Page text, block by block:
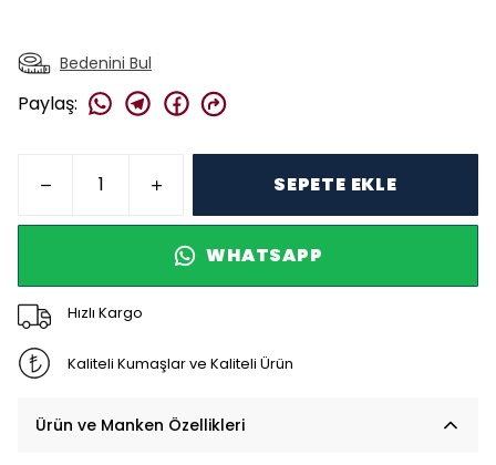
Bedenini Bul
Paylaş:
SEPETE EKLE
WHATSAPP
Hızlı Kargo
Kaliteli Kumaşlar ve Kaliteli Ürün
Ürün ve Manken Özellikleri